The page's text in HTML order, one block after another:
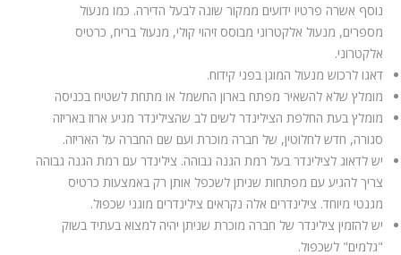
נוסף אשרה פרטיו ידועים ממקור שונה לבעל הדירה. כמו מנעול
מספרים, מנעול אלקטרוני מבוסס זיהוי קולי, מנעול בריח, כרטיס
אלקטרוני.
דאגו לרכוש מנעול המוגן בפני קידוח.
מומלץ שלא להשאיר מפתח בארון החשמל או מתחת לשטיח בכניסה
מומלץ בעת החלפת הצילינדר לשים לב שהצילינדר מגיע ארוז באריזה
סגורה, חדש לחלוטין, של חברה מוכרת ועם שם החברה על האריזה.
יש לדאוג לצילינדר בעל רמת הגנה גבוהה. צילינדר עם רמת הגנה גבוהה
צריך להגיע עם מפתחות שניתן לשכפל אותן רק באמצעות כרטיס
מגנטי מיוחד. צילינדרים אלה נקראים צילינדרים מוגני שכפול.
יש להזמין צילינדר של חברה מוכרת שניתן יהיה למצוא בעתיד בשוק
"גלמים" לשכפול.